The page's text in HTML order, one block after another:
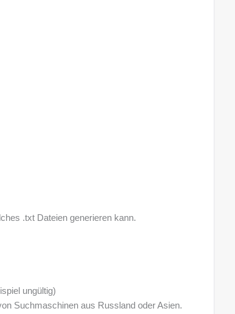
.txt Dateien generieren kann.
ungültig)
Suchmaschinen aus Russland oder Asien.